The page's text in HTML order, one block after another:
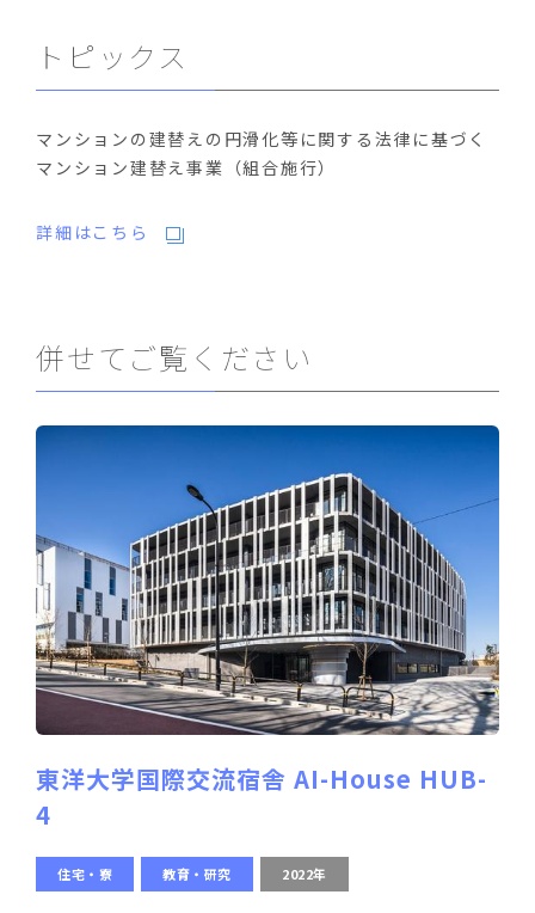
トピックス
マンションの建替えの円滑化等に関する法律に基づく
マンション建替え事業（組合施行）
詳細はこちら
併せてご覧ください
東洋大学国際交流宿舎 AI-House HUB-
4
住宅・寮 教育・研究 2022年